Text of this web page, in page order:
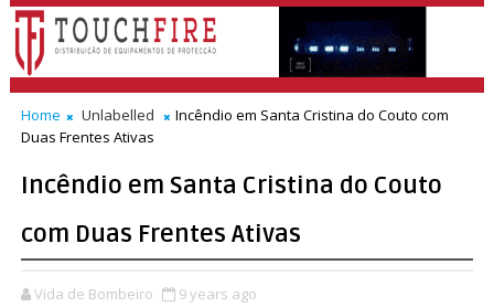
Home Unlabelled
Incêndio em Santa Cristina do Couto com
Duas Frentes Ativas
Incêndio em Santa Cristina do Couto
com Duas Frentes Ativas
Vida de Bombeiro 9 years ago